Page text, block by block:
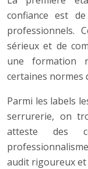
confiance est
professionnels.
sérieux et de
une formation
certaines normes
Parmi les labels
serrurerie, on
atteste des
audit rigoureux